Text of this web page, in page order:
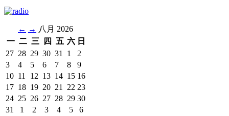
← → 八月 2026
一 二 三 四 五 六 日
27 28 29 30 31 1
2
3
4 5 6 7 8
9
10 11 12 13 14 15 16
17 18 19 20 21 22 23
24 25 26 27 28 29 30
31
1 2 3 4 5
6